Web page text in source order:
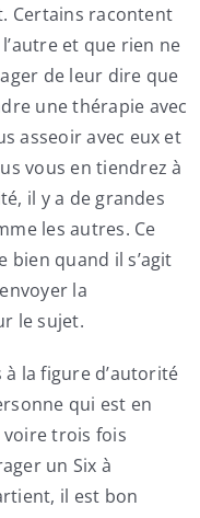
Certains racontent
et que rien ne
de leur dire que
une thérapie avec
asseoir avec eux et
vous en tiendrez à
il y a de grandes
les autres. Ce
bien quand il s’agit
la
le sujet.
la figure d’autorité
qui est en
voire trois fois
un Six à
il est bon